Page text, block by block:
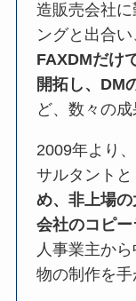
造販売会社
ングと出合い
FAXDMだけ
開拓し、DM
ど、数々の成
2009年より
サルタント
め、非上場
会社のコピー
人事業主か
物の制作を手